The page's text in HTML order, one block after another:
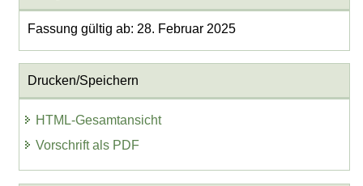
Fassung gültig ab: 28. Februar 2025
Drucken/Speichern
HTML-Gesamtansicht
Vorschrift als PDF